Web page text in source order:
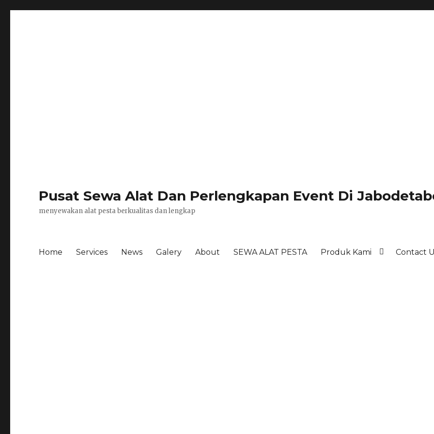
Pusat Sewa Alat Dan Perlengkapan Event Di
menyewakan alat pesta berkualitas dan lengkap
Home Services News Galery About SEWA ALAT PESTA Produk Kami Contact